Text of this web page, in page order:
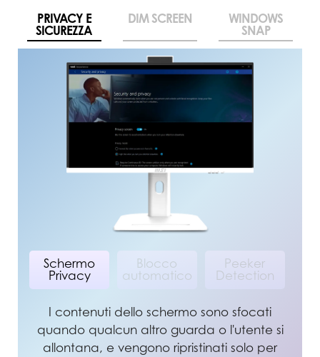
PRIVACY E
SICUREZZA
DIM SCREEN
WINDOWS
SNAP
Schermo
Privacy
Blocco
automatico
Peeker
Detection
I contenuti dello schermo sono sfocati
quando qualcun altro guarda o l'utente si
allontana, e vengono ripristinati solo per